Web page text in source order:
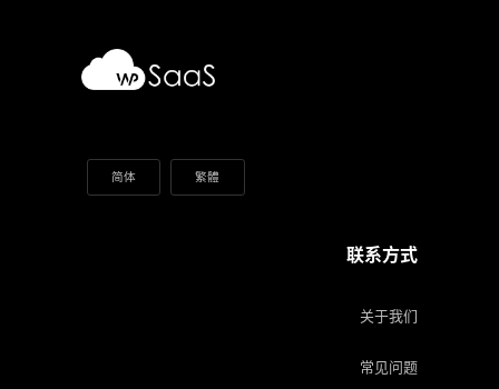
简体 繁體
联系方式
关于我们
常见问题